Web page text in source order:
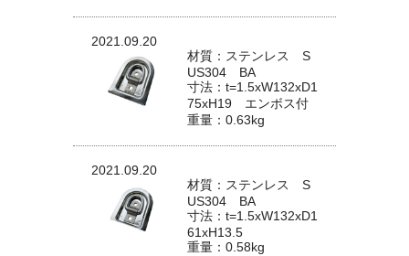
2021.09.20
材質：ステンレス S
US304 BA
寸法：t=1.5xW132xD1
75xH19 エンボス付
重量：0.63kg
2021.09.20
材質：ステンレス S
US304 BA
寸法：t=1.5xW132xD1
61xH13.5
重量：0.58kg